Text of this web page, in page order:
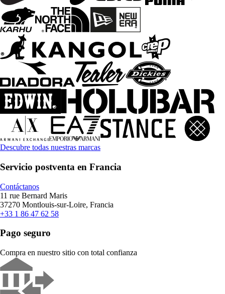
Descubre todas nuestras marcas
Servicio postventa en Francia
Contáctanos
11 rue Bernard Maris
37270 Montlouis-sur-Loire, Francia
+33 1 86 47 62 58
Pago seguro
Compra en nuestro sitio con total confianza